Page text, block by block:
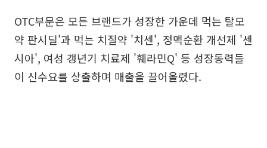
OTC부문은 모든 브랜드가 성장한 가운데 먹는 탈모
약 판시딜'과 먹는 치질약 '치센', 정맥순환 개선제 '센
시아', 여성 갱년기 치료제 '훼라민Q' 등 성장동력들
이 신수요를 상출하며 매출을 끌어올렸다.